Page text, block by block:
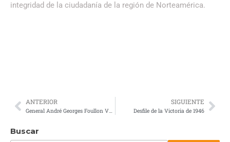
integridad de la ciudadanía de la región de Norteamérica.
ANTERIOR
General André Georges Foullon Van Lissum, Nuevo Titular de la ANAM
SIGUIENTE
Desfile de la Victoria de 1946
Buscar